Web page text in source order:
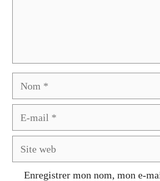
Enregistrer mon nom, mon e-